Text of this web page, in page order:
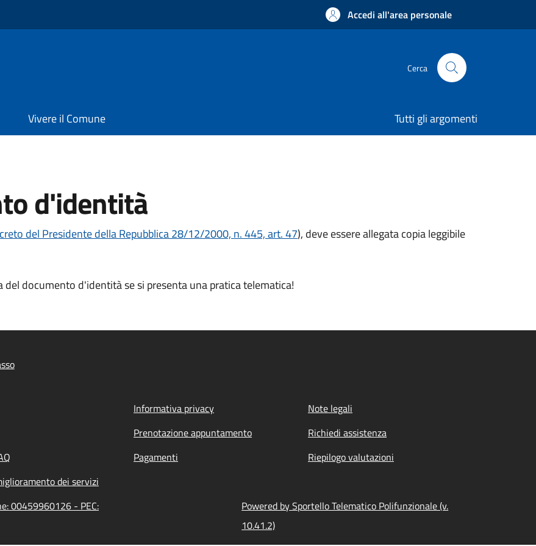
Accedi all'area personale
Cerca
Vivere il Comune Tutti gli argomenti
d'identità
del Presidente della Repubblica 28/12/2000, n. 445, art. 47), deve essere allegata copia leggibile
del documento d'identità se si presenta una pratica telematica!
Informativa privacy
Note legali
Prenotazione appuntamento
Richiedi assistenza
Pagamenti
Riepilogo valutazioni
dei servizi
00459960126 - PEC:
Powered by Sportello Telematico Polifunzionale (v.
10.41.2)